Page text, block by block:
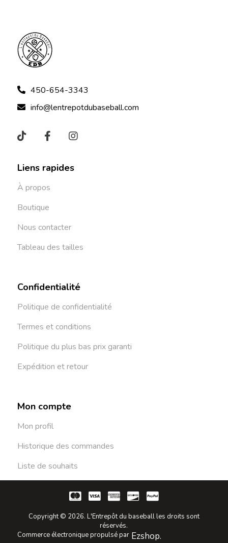
450-654-3343
info@lentrepotdubaseball.com
Liens rapides
À propos
Boutique
Nous contacter
Tableau des tailles
Confidentialité
Politique de confidentialité
Termes et conditions
Politique du plus bas prix garanti
Expédition et retour
Mon compte
Mon profil
Historique des commandes
Liste de souhaits
Copyright © 2026. L'Entrepôt du baseball les droits sont
réservés.
Commerce électronique propulsé par Ezshop.